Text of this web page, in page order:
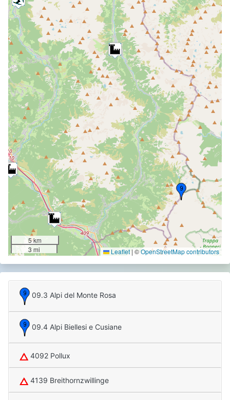
5 km
3 mi
Leaflet | ©OpenStreetMap contributors
09.3 Alpi del Monte Rosa
09.4 Alpi Biellesi e Cusiane
4092 Pollux
4139 Breithornzwillinge